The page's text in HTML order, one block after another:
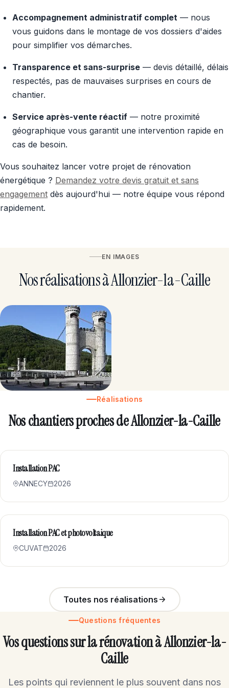
Accompagnement administratif complet — nous
vous guidons dans le montage de vos dossiers d'aides
pour simplifier vos démarches.
Transparence et sans-surprise — devis détaillé, délais
respectés, pas de mauvaises surprises en cours de
chantier.
Service après-vente réactif — notre proximité
géographique vous garantit une intervention rapide en
cas de besoin.
Vous souhaitez lancer votre projet de rénovation
énergétique ? Demandez votre devis gratuit et sans
engagement dès aujourd'hui — notre équipe vous répond
rapidement.
EN IMAGES
Nos réalisations à Allonzier-la-Caille
Réalisations
Nos chantiers proches de Allonzier-la-Caille
Installation PAC
ANNECY 2026
Installation PAC et photovoltaique
CUVAT 2026
Toutes nos réalisations
Questions fréquentes
Vos questions sur la rénovation à Allonzier-la-
Caille
Les points qui reviennent le plus souvent dans nos